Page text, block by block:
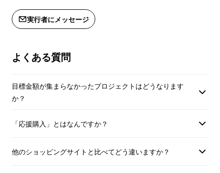
それが、縦横ワンタッチ個室テント「いつもテ
実行者にメッセージ
よくある質問
目標金額が集まらなかったプロジェクトはどうなります
か？
「応援購入」とはなんですか？
他のショッピングサイトと比べてどう違いますか？